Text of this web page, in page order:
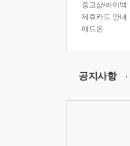
중고샵/바이백
제휴카드 안내
애드온
공지사항